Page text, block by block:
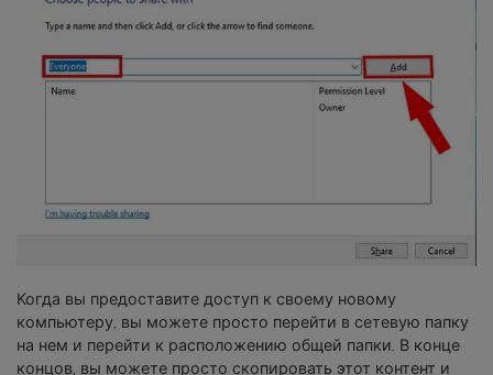
Когда вы предоставите доступ к своему новому
компьютеру, вы можете просто перейти в сетевую папку
на нем и перейти к расположению общей папки. В конце
концов, вы можете просто скопировать этот контент и